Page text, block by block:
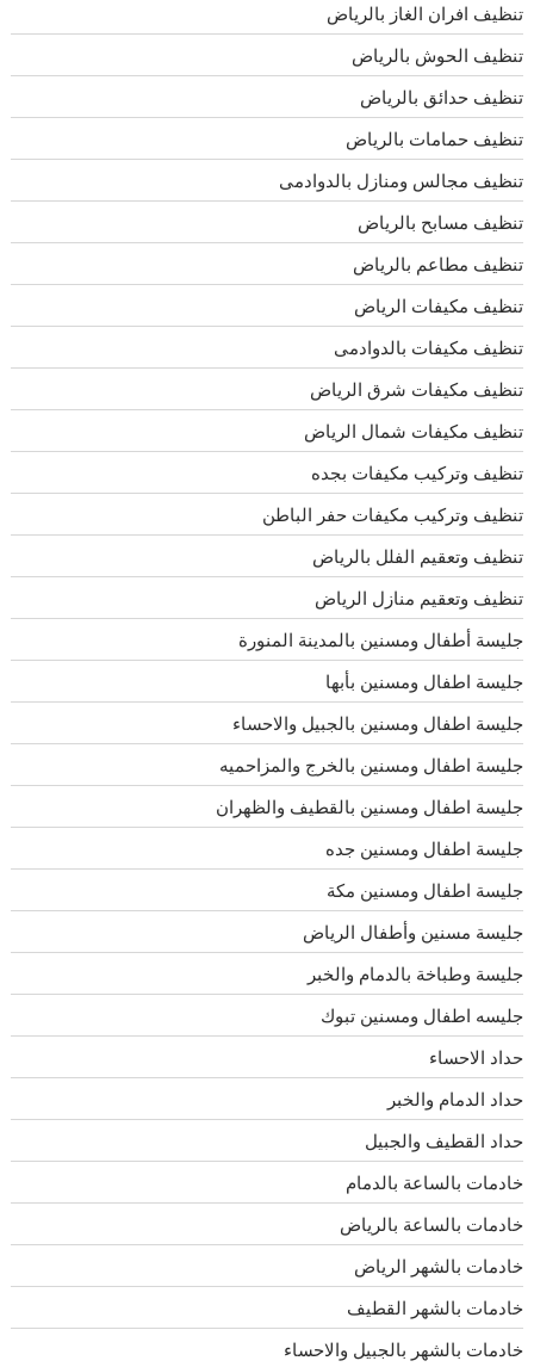
تنظيف افران الغاز بالرياض
تنظيف الحوش بالرياض
تنظيف حدائق بالرياض
تنظيف حمامات بالرياض
تنظيف مجالس ومنازل بالدوادمى
تنظيف مسابح بالرياض
تنظيف مطاعم بالرياض
تنظيف مكيفات الرياض
تنظيف مكيفات بالدوادمى
تنظيف مكيفات شرق الرياض
تنظيف مكيفات شمال الرياض
تنظيف وتركيب مكيفات بجده
تنظيف وتركيب مكيفات حفر الباطن
تنظيف وتعقيم الفلل بالرياض
تنظيف وتعقيم منازل الرياض
جليسة أطفال ومسنين بالمدينة المنورة
جليسة اطفال ومسنين بأبها
جليسة اطفال ومسنين بالجبيل والاحساء
جليسة اطفال ومسنين بالخرج والمزاحميه
جليسة اطفال ومسنين بالقطيف والظهران
جليسة اطفال ومسنين جده
جليسة اطفال ومسنين مكة
جليسة مسنين وأطفال الرياض
جليسة وطباخة بالدمام والخبر
جليسه اطفال ومسنين تبوك
حداد الاحساء
حداد الدمام والخبر
حداد القطيف والجبيل
خادمات بالساعة بالدمام
خادمات بالساعة بالرياض
خادمات بالشهر الرياض
خادمات بالشهر القطيف
خادمات بالشهر بالجبيل والاحساء